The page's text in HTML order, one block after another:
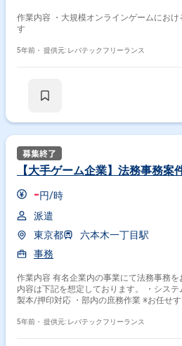
作業内容 ・大規模オンラインゲームにお
す
5年前・ 提供元: レバテックフリーランス
【大手ゲーム企業】法務事務案
-円/時
派遣
東京都
六本木一丁目駅
事務
作業内容 有名企業内の事業にて法務事務をお任せし
内容は下記を想定しております。 ・シス
製本/押印対応 ・部内の庶務作業 ※お任せする作業はスキルに応じて異な
5年前・ 提供元: レバテックフリーランス